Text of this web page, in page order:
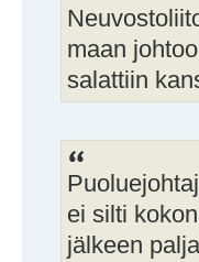
maan
salattiin
ei silti
jälkeen